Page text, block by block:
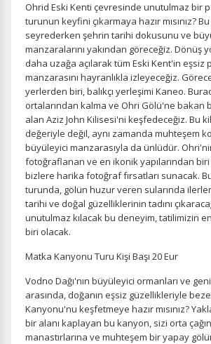
kullanıcıların nerede zorluk yaşadığını
yardımcı olur.
Pazarlama Çerezleri
Size ve ilgi alanlarınıza uygun reklamlar
kullanılır. Kapatırsanız reklamları
edersiniz, ancak daha az alakalı
Ohrid Eski Kenti çevresinde unutulmaz bir
turunun keyfini çıkarmaya hazır mısınız?
seyrederken şehrin tarihi dokusunu ve
manzaralarını yakından göreceğiz. Dönüş
daha uzağa açılarak tüm Eski Kent'in eşsiz
manzarasını hayranlıkla izleyeceğiz.
yerlerden biri, balıkçı yerleşimi Kaneo.
ortalarından kalma ve Ohri Gölü'ne bakan
alan Aziz John Kilisesi'ni keşfedeceğiz. Bu
değeriyle değil, aynı zamanda muhteşem
büyüleyici manzarasıyla da ünlüdür.
fotoğraflanan ve en ikonik yapılarından
bizlere harika fotoğraf fırsatları sunacak.
turunda, gölün huzur veren sularında
tarihi ve doğal güzelliklerinin tadını
unutulmaz kılacak bu deneyim, tatilimizin
biri olacak.
Matka Kanyonu Turu Kişi Başı 20 Eur
Vodno Dağı'nın büyüleyici ormanları ve
arasında, doğanın eşsiz güzellikleriyle
Kanyonu'nu keşfetmeye hazır mısınız?
bir alanı kaplayan bu kanyon, sizi orta
manastırlarına ve muhteşem bir yapay